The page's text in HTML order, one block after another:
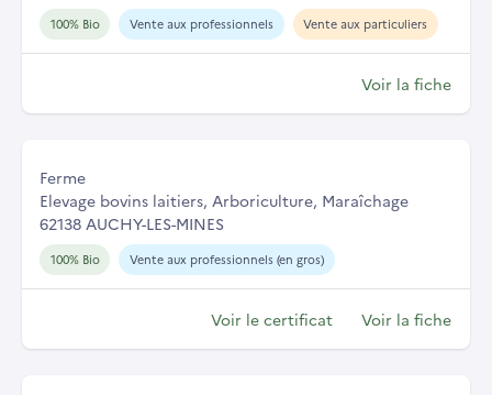
100% Bio Vente aux professionnels Vente aux particuliers
Voir la fiche
Ferme
Elevage bovins laitiers, Arboriculture, Maraîchage
62138 AUCHY-LES-MINES
100% Bio Vente aux professionnels (en gros)
Voir le certificat Voir la fiche